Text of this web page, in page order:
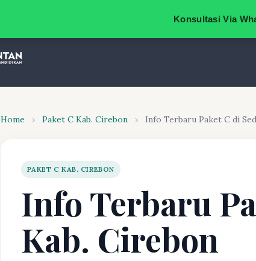
Konsultasi Via
Home › Paket C Kab. Cirebon › Info Terbaru Paket C di
PAKET C KAB. CIREBON
Info Terbaru
Kab. Cirebon